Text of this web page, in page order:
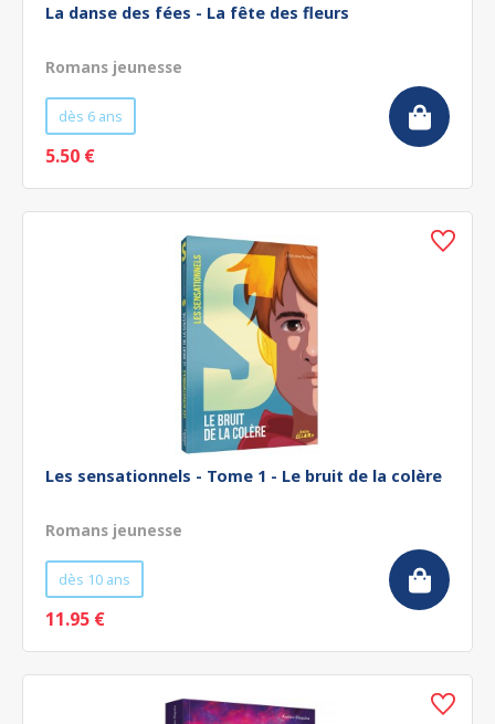
La danse des fées - La fête des fleurs
Romans jeunesse
dès 6 ans
5.50 €
Les sensationnels - Tome 1 - Le bruit de la colère
Romans jeunesse
dès 10 ans
11.95 €